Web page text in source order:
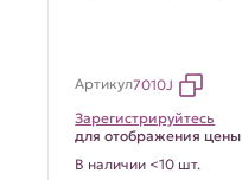
Артикул7010J
Зарегистрируйтесь
для отображения цены
В наличии <10 шт.